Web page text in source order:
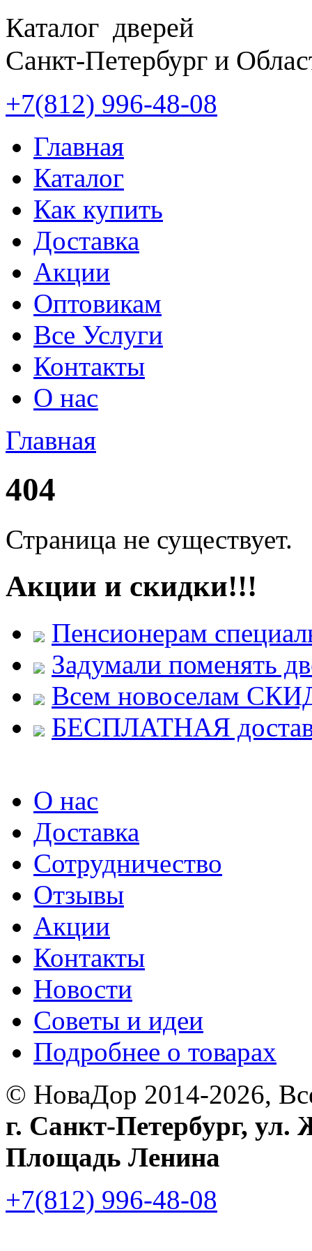
Каталог дверей
Санкт-Петербург и
+7(812) 996-48-08
Главная
Каталог
Как купить
Доставка
Акции
Оптовикам
Все Услуги
Контакты
О нас
Главная
404
Страница не существует.
Акции и скидки!!!
Пенсионерам
Задумали поменять
Всем новоселам
БЕСПЛАТНАЯ
О нас
Доставка
Сотрудничество
Отзывы
Акции
Контакты
Новости
Советы и идеи
Подробнее о товарах
© НоваДор 2014-2026,
г. Санкт-Петербург, ул.
Площадь Ленина
+7(812) 996-48-08